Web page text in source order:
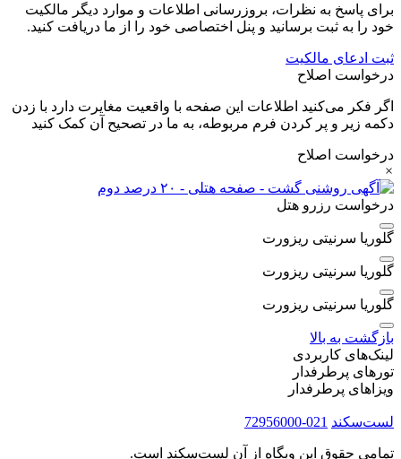
برای پاسخ به نظرات، بروزرسانی اطلاعات و موارد دیگر مالکیت
خود را به ثبت برسانید و پنل اختصاصی خود را از ما دریافت کنید.
ثبت ادعای مالکیت
درخواست اصلاح
اگر فکر می‌کنید اطلاعات این صفحه با واقعیت مغایرت دارد با زدن
دکمه زیر و پر کردن فرم مربوطه، به ما در تصحیح آن کمک کنید
درخواست اصلاح
×
درخواست رزرو هتل
گلوریا سرنیتی ریزورت
گلوریا سرنیتی ریزورت
گلوریا سرنیتی ریزورت
بازگشت به بالا
لینک‌های کاربردی
تورهای پرطرفدار
ویزاهای پرطرفدار
لست‌سکند 021-72956000
تمامی حقوق این وبگاه از آنِ لست‌سکند است.